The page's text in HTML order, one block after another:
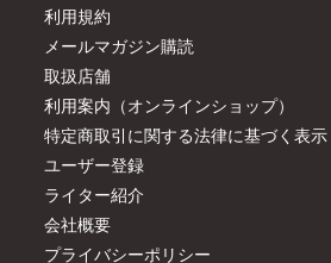
利用規約
メールマガジン購読
取扱店舗
利用案内（オンラインショップ）
特定商取引に関する法律に基づく表示
ユーザー登録
ライター紹介
会社概要
プライバシーポリシー